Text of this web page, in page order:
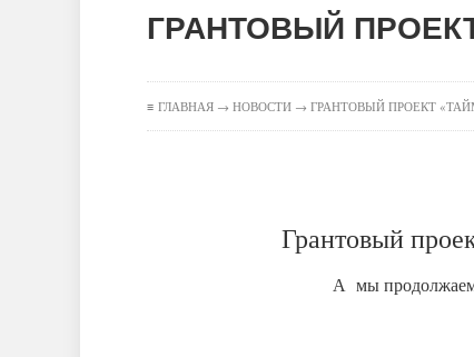
ГРАНТОВЫЙ
≡ ГЛАВНАЯ → НОВОСТИ → ГРАНТОВЫЙ ПРОЕКТ
Грантовый
А мы продолжаем